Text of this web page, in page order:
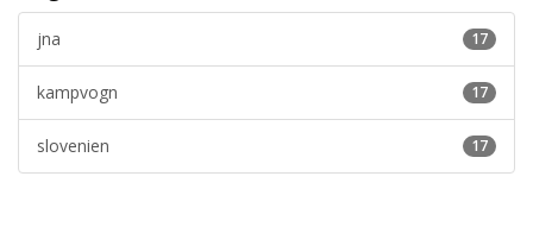
17
jna
17
kampvogn
17
slovenien